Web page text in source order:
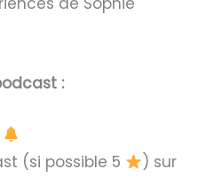
:
(si possible 5
) sur